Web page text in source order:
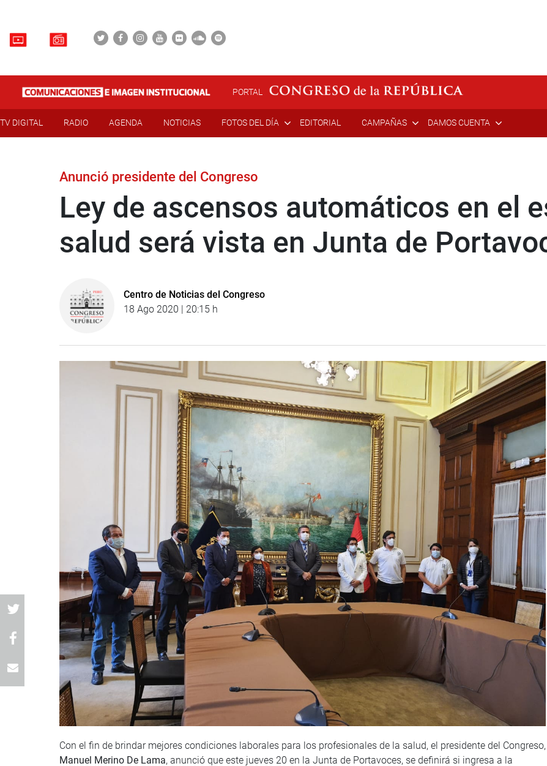
PORTAL
TV DIGITAL RADIO AGENDA NOTICIAS FOTOS DEL DÍA EDITORIAL CAMPAÑAS DAMOS CUENTA
Anunció presidente del Congreso
Ley de ascensos automáticos en el
salud será vista en Junta de
Centro de Noticias del Congreso
18 Ago 2020 | 20:15 h
Con el fin de brindar mejores condiciones laborales para los profesionales de la salud, el presidente del Congreso,
Manuel Merino De Lama, anunció que este jueves 20 en la Junta de Portavoces, se definirá si ingresa a la